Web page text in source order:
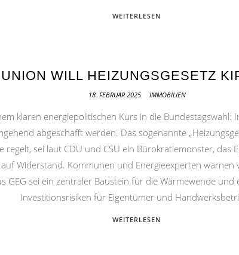
WEITERLESEN
UNION WILL HEIZUNGSGESETZ
18. FEBRUAR 2025 IMMOBILIEN
klaren energiepolitischen Kurs in die Bundestagswahl:
abgeschafft werden. Das sogenannte
regelt, sei laut CDU und CSU ein Bürokratiemonster, das
Widerstand. Kommunen und Energieexperten
GEG sei ein zentraler Baustein für die Wärmewende
Investitionsrisiken für Eigentümer und
WEITERLESEN